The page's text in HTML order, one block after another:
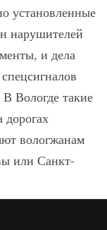
установленные
нарушителей
и дела
Вологде такие
вологжанам
или Санкт-